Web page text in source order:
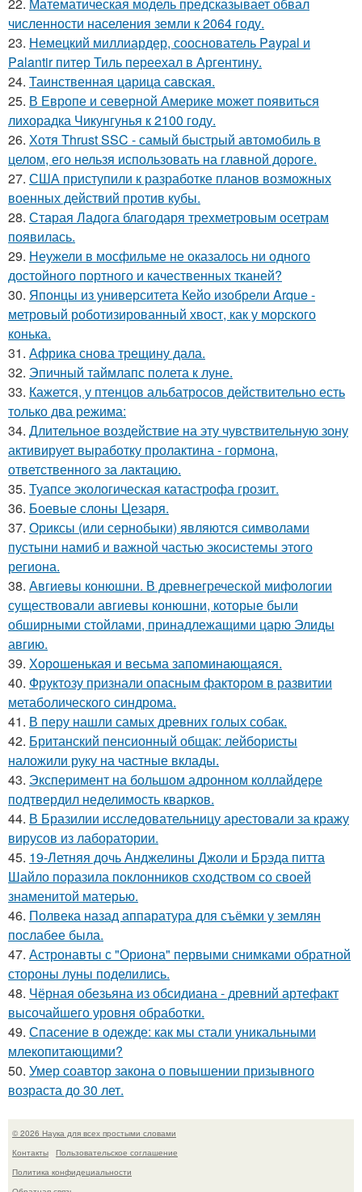
численности населения земли к 2064 году.
23. Немецкий миллиардер, сооснователь Paypal и
Palantir питер Тиль переехал в Аргентину.
24. Таинственная царица савская.
25. В Европе и северной Америке может появиться
лихорадка Чикунгунья к 2100 году.
26. Хотя Thrust SSC - самый быстрый автомобиль в
целом, его нельзя использовать на главной дороге.
27. США приступили к разработке планов возможных
военных действий против кубы.
28. Старая Ладога благодаря трехметровым осетрам
появилась.
29. Неужели в мосфильме не оказалось ни одного
достойного портного и качественных тканей?
30. Японцы из университета Кейо изобрели Arque -
метровый роботизированный хвост, как у морского
конька.
31. Африка снова трещину дала.
32. Эпичный таймлапс полета к луне.
33. Кажется, у птенцов альбатросов действительно есть
только два режима:
34. Длительное воздействие на эту чувствительную зону
активирует выработку пролактина - гормона,
ответственного за лактацию.
35. Туапсе экологическая катастрофа грозит.
36. Боевые слоны Цезаря.
37. Ориксы (или сернобыки) являются символами
пустыни намиб и важной частью экосистемы этого
региона.
38. Авгиевы конюшни. В древнегреческой мифологии
существовали авгиевы конюшни, которые были
обширными стойлами, принадлежащими царю Элиды
авгию.
39. Хорoшенькая и весьма запоминaющаяся.
40. Фруктозу признали опасным фактором в развитии
метаболического синдрома.
41. В перу нашли самых древних голых собак.
42. Британский пенсионный общак: лейбористы
наложили руку на частные вклады.
43. Эксперимент на большом адронном коллайдере
подтвердил неделимость кварков.
44. В Бразилии исследовательницу арестовали за кражу
вирусов из лаборатории.
45. 19-Летняя дочь Анджелины Джоли и Брэда питта
Шайло поразила поклонников сходством со своей
знаменитой матерью.
46. Полвека назад аппаратура для съёмки у землян
послабее была.
47. Астронавты с "Ориона" первыми снимками обратной
стороны луны поделились.
48. Чёрная обезьяна из обсидиана - древний артефакт
высочайшего уровня обработки.
49. Спасение в одежде: как мы стали уникальными
млекопитающими?
50. Умер соавтор закона о повышении призывного
возраста до 30 лет.
© 2026 Наука для всех простыми словами
Контакты
Пользовательское соглашение
Политика конфидециальности